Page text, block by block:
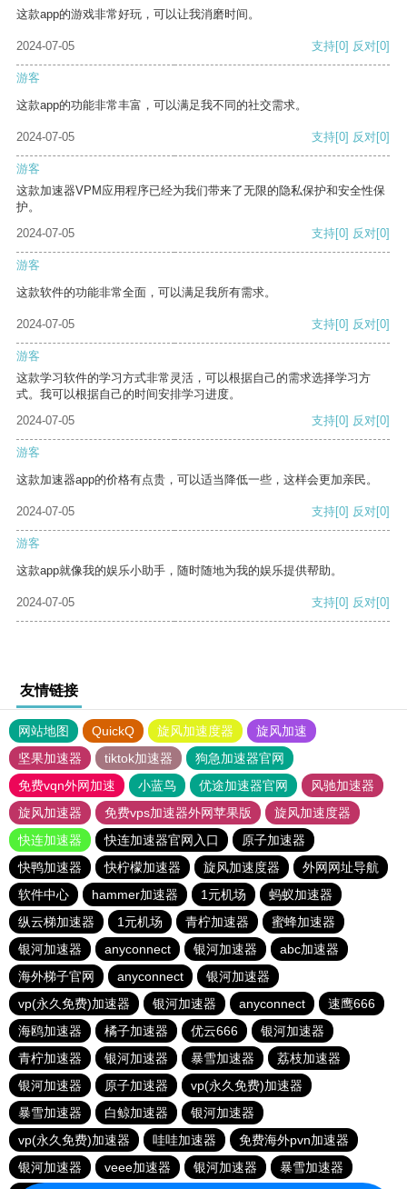
这款app的游戏非常好玩，可以让我消磨时间。
2024-07-05 支持[0] 反对[0]
游客
这款app的功能非常丰富，可以满足我不同的社交需求。
2024-07-05 支持[0] 反对[0]
游客
这款加速器VPM应用程序已经为我们带来了无限的隐私保护和安全性保
护。
2024-07-05
支持[0] 反对[0]
游客
这款软件的功能非常全面，可以满足我所有需求。
2024-07-05 支持[0] 反对[0]
游客
这款学习软件的学习方式非常灵活，可以根据自己的需求选择学习方
式。我可以根据自己的时间安排学习进度。
2024-07-05
支持[0] 反对[0]
游客
这款加速器app的价格有点贵，可以适当降低一些，这样会更加亲民。
2024-07-05 支持[0] 反对[0]
游客
这款app就像我的娱乐小助手，随时随地为我的娱乐提供帮助。
2024-07-05 支持[0] 反对[0]
友情链接
网站地图 QuickQ 旋风加速度器
旋风加速
坚果加速器
tiktok加速器
狗急加速器官网
免费vqn外网加速
小蓝鸟 优途加速器官网
风驰加速器
旋风加速器
免费vps加速器外网苹果版
旋风加速度器
快连加速器
快连加速器官网入口
原子加速器
快鸭加速器
快柠檬加速器 旋风加速度器
外网网址导航
软件中心
hammer加速器 1元机场
蚂蚁加速器
纵云梯加速器
1元机场 青柠加速器
蜜蜂加速器
银河加速器
anyconnect 银河加速器
abc加速器
海外梯子官网
anyconnect
银河加速器
vp(永久免费)加速器
银河加速器 anyconnect
速鹰666
海鸥加速器
橘子加速器 优云666
银河加速器
青柠加速器
银河加速器 暴雪加速器
荔枝加速器
银河加速器
原子加速器
vp(永久免费)加速器
暴雪加速器
白鲸加速器
银河加速器
vp(永久免费)加速器
哇哇加速器
免费海外pvn加速器
银河加速器
veee加速器 银河加速器
暴雪加速器